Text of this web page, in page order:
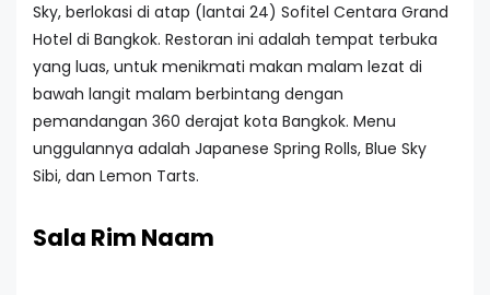
Sky, berlokasi di atap (lantai 24) Sofitel Centara Grand
Hotel di Bangkok. Restoran ini adalah tempat terbuka
yang luas, untuk menikmati makan malam lezat di
bawah langit malam berbintang dengan
pemandangan 360 derajat kota Bangkok. Menu
unggulannya adalah Japanese Spring Rolls, Blue Sky
Sibi, dan Lemon Tarts.
Sala Rim Naam